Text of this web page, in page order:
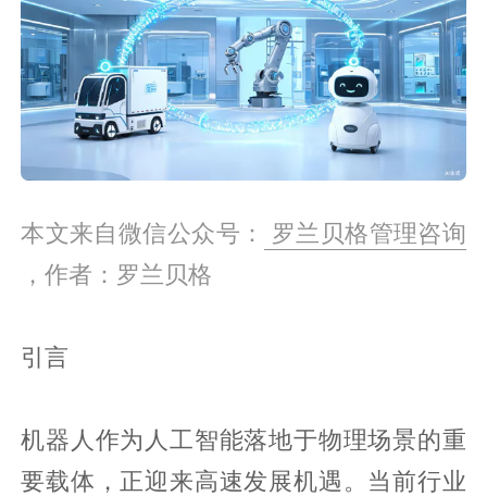
本文来自微信公众号：
罗兰贝格管理咨询
，作者：罗兰贝格
引言
机器人作为人工智能落地于物理场景的重
要载体，正迎来高速发展机遇。当前行业